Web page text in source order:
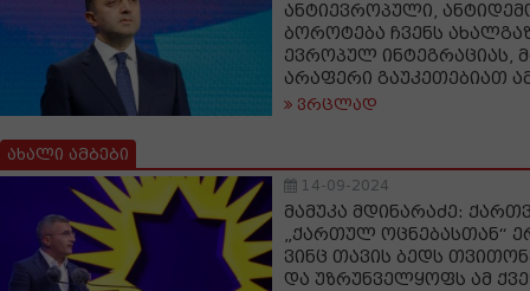
ანტიევროპული,
ბოროტება ჩვენს
ევროპულ ინტეგრაციას,
არაფერი გაუკეთებიათ
ვრცლად
ახალი ამბები
14-09-2024
მამუკა მდინარაძე:
„ქართულ ოცნებასთან“
ვინც თავის ბედს
და უზრუნველყოფს ამ